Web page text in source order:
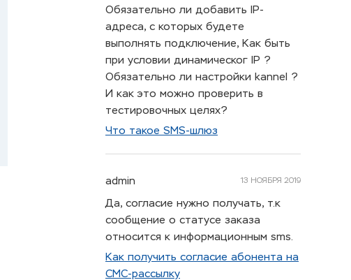
Обязательно ли добавить IP-
адреса, с которых будете
выполнять подключение, Как быть
при условии динамическог IP ?
Обязательно ли настройки kannel ?
И как это можно проверить в
тестировочных целях?
Что такое SMS-шлюз
13 НОЯБРЯ 2019
admin
Да, согласие нужно получать, т.к
сообщение о статусе заказа
относится к информационным sms.
Как получить согласие абонента на
СМС-рассылку